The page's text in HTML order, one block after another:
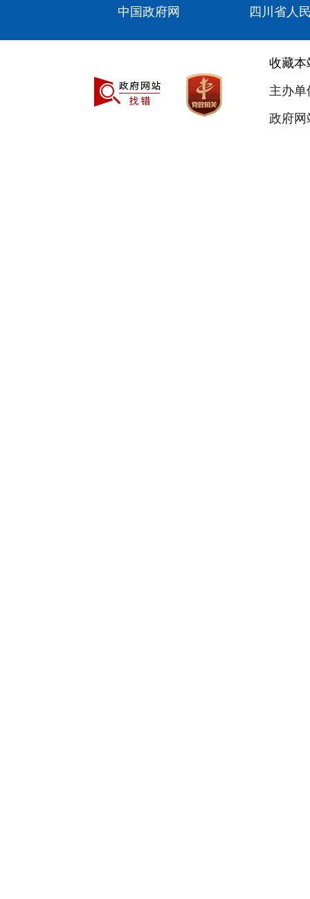
中国政府网 四川省人
收藏本
主办
政府网